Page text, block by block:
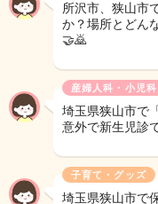
所沢市、狭山市
か？場所とどん
🤝🙇
産婦人科・小児科
埼玉県狭山市で
意外で新生児診
子育て・グッズ
埼玉県狭山市で